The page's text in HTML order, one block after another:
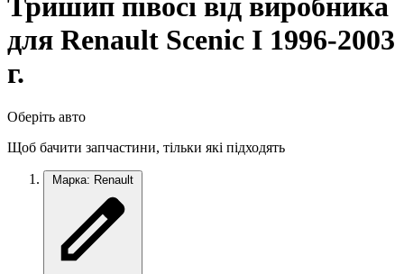
для Renault Scenic I 1996-2003
г.
Оберіть авто
Щоб бачити запчастини, тільки які підходять
Марка: Renault